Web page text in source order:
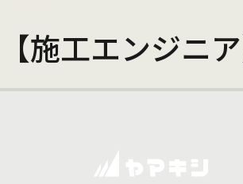
【施工エンジニ